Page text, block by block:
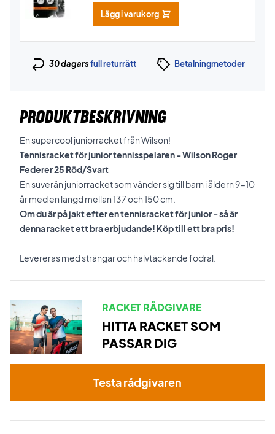
Lägg i varukorg
30 dagarsfull returrätt Betalningmetoder
PRODUKTBESKRIVNING
En supercool juniorracket från Wilson!
Tennisracket för junior tennisspelaren - Wilson Roger
Federer 25 Röd/Svart
En suverän juniorracket som vänder sig till barn i åldern 9-10
år med en längd mellan 137 och 150 cm.
Om du är på jakt efter en tennisracket för junior - så är
denna racket ett bra erbjudande! Köp till ett bra pris!
Levereras med strängar och halvtäckande fodral.
RACKET RÅDGIVARE
HITTA RACKET SOM
PASSAR DIG
Testa rådgivaren